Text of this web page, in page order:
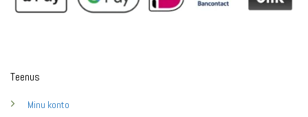
Teenus
Minu konto